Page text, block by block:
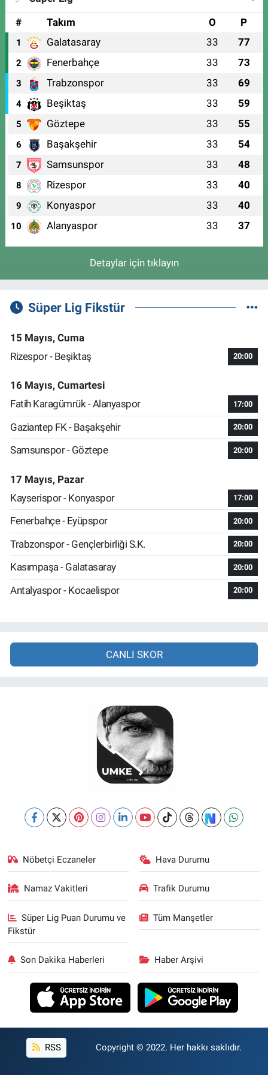
#
Takım O P
1 Galatasaray 33 77
2 Fenerbahçe 33 73
3 Trabzonspor 33 69
4 Beşiktaş 33 59
5 Göztepe 33 55
6 Başakşehir 33 54
7 Samsunspor 33 48
8 Rizespor 33 40
9 Konyaspor 33 40
10 Alanyaspor 33 37
Detaylar için tıklayın
Süper Lig Fikstür
15 Mayıs, Cuma
Rizespor - Beşiktaş
20:00
16 Mayıs, Cumartesi
Fatih Karagümrük - Alanyaspor
17:00
Gaziantep FK - Başakşehir 20:00
Samsunspor - Göztepe 20:00
17 Mayıs, Pazar
Kayserispor - Konyaspor
17:00
Fenerbahçe - Eyüpspor 20:00
Trabzonspor - Gençlerbirliği S.K. 20:00
Kasımpaşa - Galatasaray 20:00
Antalyaspor - Kocaelispor 20:00
CANLI SKOR
Nöbetçi Eczaneler Hava Durumu
Namaz Vakitleri Trafik Durumu
Süper Lig Puan Durumu ve
Fikstür
Tüm Manşetler
Son Dakika Haberleri Haber Arşivi
RSS Copyright © 2022. Her hakkı saklıdır.